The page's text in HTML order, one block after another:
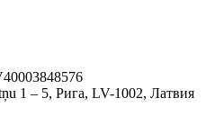
1 – 5, Рига, LV-1002, Латвия